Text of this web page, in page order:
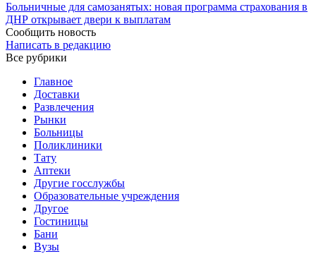
Больничные для самозанятых: новая программа страхования в
ДНР открывает двери к выплатам
Сообщить новость
Написать в редакцию
Все рубрики
Главное
Доставки
Развлечения
Рынки
Больницы
Поликлиники
Тату
Аптеки
Другие госслужбы
Образовательные учреждения
Другое
Гостиницы
Бани
Вузы